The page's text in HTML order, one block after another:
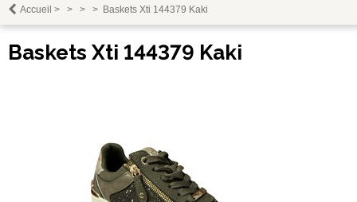
Accueil > > > > Baskets Xti 144379 Kaki
Baskets Xti 144379 Kaki